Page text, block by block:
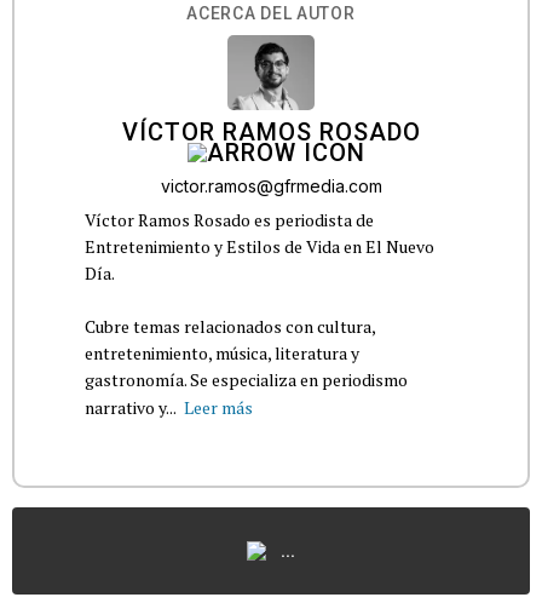
ACERCA DEL AUTOR
VÍCTOR RAMOS ROSADO
victor.ramos@gfrmedia.com
Víctor Ramos Rosado es periodista de
Entretenimiento y Estilos de Vida en El Nuevo
Día.
Cubre temas relacionados con cultura,
entretenimiento, música, literatura y
gastronomía. Se especializa en periodismo
narrativo y... Leer más
...